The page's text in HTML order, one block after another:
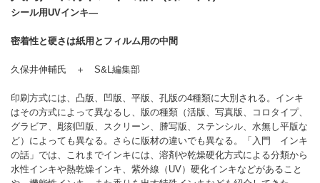
シール用UVインキ―
密着性と硬さは紙用とフィルム用の中間
久保井伸輔氏 ＋ S&L編集部
印刷方式には、凸版、凹版、平版、孔版の4種類に大別される。インキ
はその方式によって異なるし、版の種類（活版、写真版、コロタイプ、
グラビア、彫刻凹版、スクリーン、謄写版、ステンシル、水無し平版な
ど）によっても異なる。さらに版材の違いでも異なる。「入門 インキ
の話」では、これまでインキには、溶剤や乾燥硬化方式による分類から
水性インキや熱乾燥インキ、紫外線（UV）硬化インキなどがあること